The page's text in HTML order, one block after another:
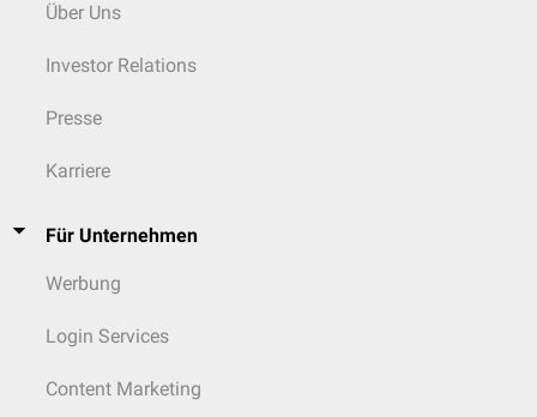
Über Uns
Investor Relations
Presse
Karriere
Für Unternehmen
Werbung
Login Services
Content Marketing